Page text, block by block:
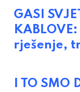
GASI
rješenje,
I TO SMO